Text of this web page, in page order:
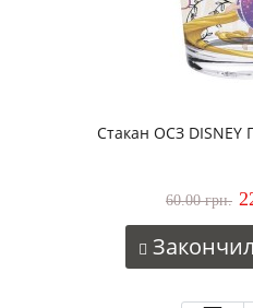
Стакан ОСЗ
60.00 грн.